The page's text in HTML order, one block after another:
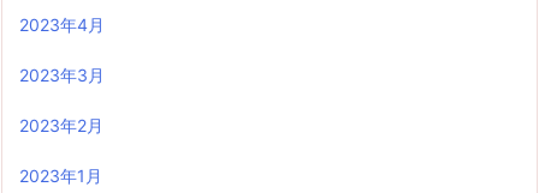
2023年4月
2023年3月
2023年2月
2023年1月